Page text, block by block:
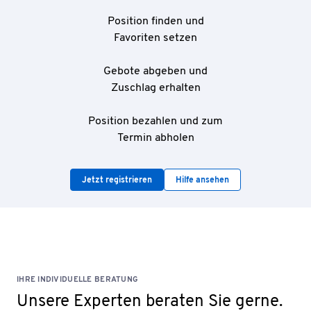
Position finden und
Favoriten setzen
Gebote abgeben und
Zuschlag erhalten
Position bezahlen und zum
Termin abholen
Jetzt registrieren Hilfe ansehen
IHRE INDIVIDUELLE BERATUNG
Unsere Experten beraten Sie gerne.